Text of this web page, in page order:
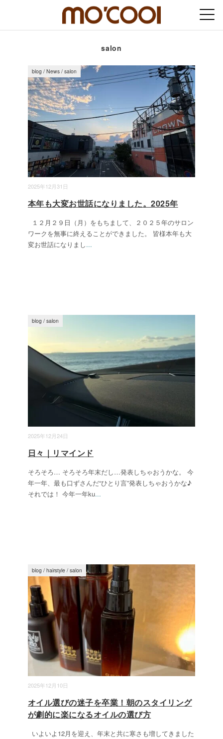
salon
2025年12月31日
blog / News / salon
本年も大変お世話になりました。2025年
１２月２９日（月）をもちまして、２０２５年のサロン
ワークを無事に終えることができました。 皆様本年も大
変お世話になりまし...
2025年12月24日
blog / salon
日々｜リマインド
そろそろ… そろそろ年末だし…発表しちゃおうかな。 今
年一年、最も口ずさんだ“ひとり言”発表しちゃおうかな♪
それでは！ 今年一年ku...
2025年12月10日
blog / hairstyle / salon
オイル選びの迷子を卒業！朝のスタイリング
が劇的に楽になるオイルの選び方
いよいよ12月を迎え、年末と共に寒さも増してきました